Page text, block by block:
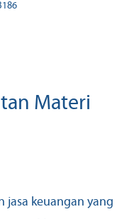
Materi
jasa keuangan yang